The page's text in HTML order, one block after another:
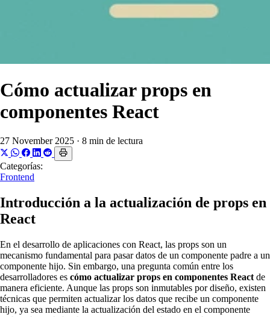
Cómo actualizar props en
componentes React
27 November 2025 · 8 min de lectura
Categorías:
Frontend
Introducción a la actualización de props en
React
En el desarrollo de aplicaciones con React, las props son un
mecanismo fundamental para pasar datos de un componente padre a un
componente hijo. Sin embargo, una pregunta común entre los
desarrolladores es cómo actualizar props en componentes React de
manera eficiente. Aunque las props son inmutables por diseño, existen
técnicas que permiten actualizar los datos que recibe un componente
hijo, ya sea mediante la actualización del estado en el componente